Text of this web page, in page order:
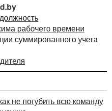
нанимателем по
Установленный режим
до ведома работников
до введения его
рабочего времени
суммированного учета